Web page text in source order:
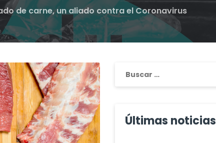
de carne, un aliado contra el Coronavirus
Últimas noticias